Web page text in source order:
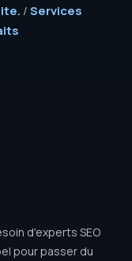
/ Services
d'experts SEO
pour passer du